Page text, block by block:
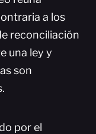
a los
reconciliación
una ley y
son
por el